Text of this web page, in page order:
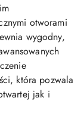
otworami
wygodny,
która pozwala
jak i